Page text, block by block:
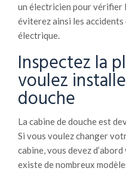
un électricien pour vérifier
éviterez ainsi les
électrique.
Inspectez la
voulez
douche
La cabine de douche est
Si vous voulez changer
cabine, vous devez
existe de nombreux